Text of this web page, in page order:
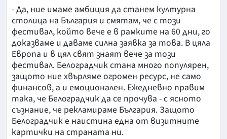
- Да, ние имаме амбиция да станем културна
столица на България и смятам, че с този
фестивал, който вече е в рамките на 60 дни, го
доказваме и даваме силна заявка за това. В цяла
Европа и в цял свят знаят вече за този
фестивал. Белоградчик стана много популярен,
защото ние хвърляме огромен ресурс, не само
финансов, а и емоционален. Ежедневно правим
така, че Белоградчик да се прочува - с ясното
съзнание, че рекламираме България. Защото
Белоградчик е наистина една от визитните
картички на страната ни.